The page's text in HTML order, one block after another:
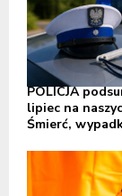
POLICJA
lipiec na
Śmierć,